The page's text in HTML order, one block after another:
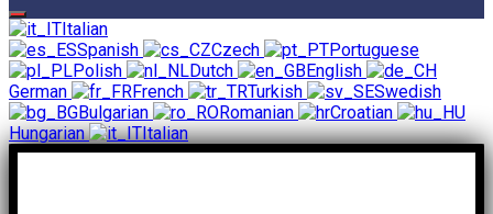
Italian
Spanish
Czech
Portuguese
Polish
Dutch
English
German
French Turkish
Swedish
Bulgarian
Romanian
Croatian
Hungarian
Italian